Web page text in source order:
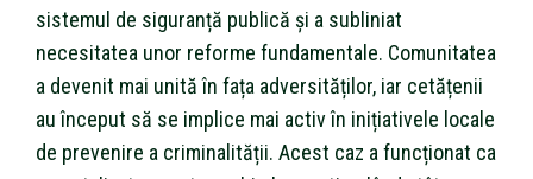
sistemul de siguranță publică și a subliniat
necesitatea unor reforme fundamentale. Comunitatea
a devenit mai unită în fața adversităților, iar cetățenii
au început să se implice mai activ în inițiativele locale
de prevenire a criminalității. Acest caz a funcționat ca